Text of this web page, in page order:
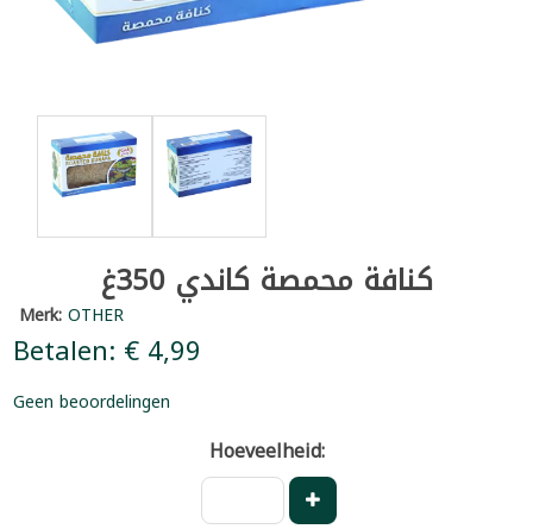
كنافة محمصة كاندي 350غ
Merk:OTHER
Betalen: € 4,99
Geen beoordelingen
Hoeveelheid: